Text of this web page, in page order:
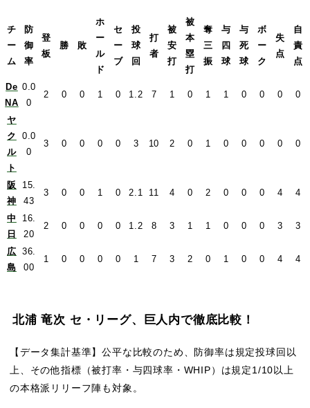
チ
ー
ム
防
御
率
登
板
勝 敗
ホ
ー
ル
ド
セ
ー
ブ
投
球
回
打
者
被
安
打
被
本
塁
打
奪
三
振
与
四
球
与
死
球
ボ
ー
ク
失
点
自
責
点
De
NA
0.0
0
2 0 0 1 0 1.2 7 1 0 1 1 0 0 0 0
ヤ
ク
ル
ト
0.0
0
3 0 0 0 0 3 10 2 0 1 0 0 0 0 0
阪
神
15.
43
3 0 0 1 0 2.1 11 4 0 2 0 0 0 4 4
中
日
16.
20
2 0 0 0 0 1.2 8 3 1 1 0 0 0 3 3
広
島
36.
00
1 0 0 0 0 1 7 3 2 0 1 0 0 4 4
北浦 竜次 セ・リーグ、巨人内で徹底比較！
【データ集計基準】公平な比較のため、防御率は規定投球回以
上、その他指標（被打率・与四球率・WHIP）は規定1/10以上
の本格派リリーフ陣も対象。